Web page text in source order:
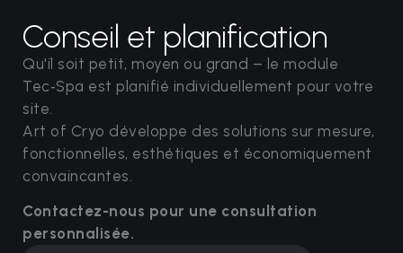
Conseil et planification
Qu'il soit petit, moyen ou grand – le module
Tec‑Spa est planifié individuellement pour votre
site.
Art of Cryo développe des solutions sur mesure,
fonctionnelles, esthétiques et économiquement
convaincantes.
Contactez-nous pour une consultation
personnalisée.